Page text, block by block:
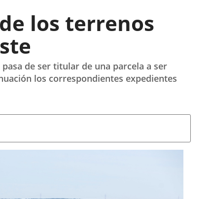
los terrenos
de ser titular de una parcela a ser
los correspondientes expedientes